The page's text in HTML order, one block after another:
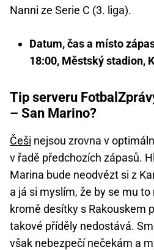
Nanni ze Serie C (3. liga).
Datum, čas a místo
18:00, Městský stadion,
Tip serveru
– San Marino?
Češi nejsou zrovna v
v řadě předchozích zápasů.
Marina bude neodvézt si z
a já si myslím, že by se mu
kromě desítky s Rakouskem
takové příděly nedostává.
však nebezpečí nečekám a